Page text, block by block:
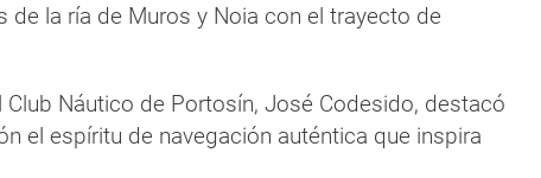
de la ría de Muros y Noia con el trayecto de
Club Náutico de Portosín, José Codesido, destacó
el espíritu de navegación auténtica que inspira